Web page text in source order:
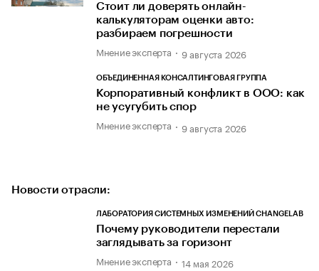
Стоит ли доверять онлайн-
калькуляторам оценки авто:
разбираем погрешности
Мнение эксперта 9 августа 2026
ОБЪЕДИНЕННАЯ КОНСАЛТИНГОВАЯ ГРУППА
Корпоративный конфликт в ООО: как
не усугубить спор
Мнение эксперта 9 августа 2026
Новости отрасли:
ЛАБОРАТОРИЯ СИСТЕМНЫХ ИЗМЕНЕНИЙ CHANGELAB
Почему руководители перестали
заглядывать за горизонт
Мнение эксперта 14 мая 2026